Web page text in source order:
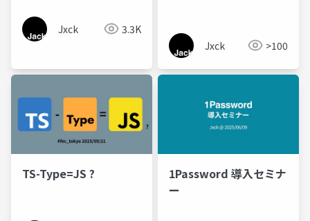
Jxck 3.3K
Jxck >100
TS-Type=JS ?
1Password 導入セミナ
ー